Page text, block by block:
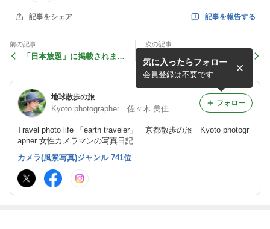
記事をシェア 記事を報告する
前の記事
「日本放題」に掲載されまし
次の記事
京都の春 -Kyoto Sakura- 桜
地球散歩の旅
Kyoto photographer 佐々木 美佳
Travel photo life 「earth traveler」 京都散歩の旅 Kyoto photogr
apher 女性カメラマンの写真日記
気に入ったらフォロー
会員登録は不要です
フォロー
カメラ(風景写真)ジャンル 741位